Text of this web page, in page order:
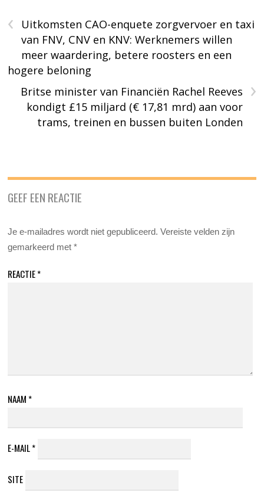
‹
Uitkomsten CAO-enquete zorgvervoer en taxi
van FNV, CNV en KNV: Werknemers willen
meer waardering, betere roosters en een
hogere beloning
›
Britse minister van Financiën Rachel Reeves
kondigt £15 miljard (€ 17,81 mrd) aan voor
trams, treinen en bussen buiten Londen
GEEF EEN REACTIE
Je e-mailadres wordt niet gepubliceerd. Vereiste velden zijn
gemarkeerd met*
REACTIE*
NAAM *
E-MAIL*
SITE